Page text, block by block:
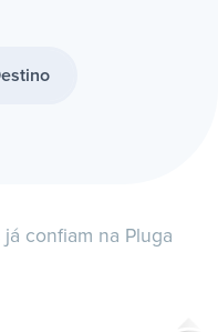
confiam na Pluga